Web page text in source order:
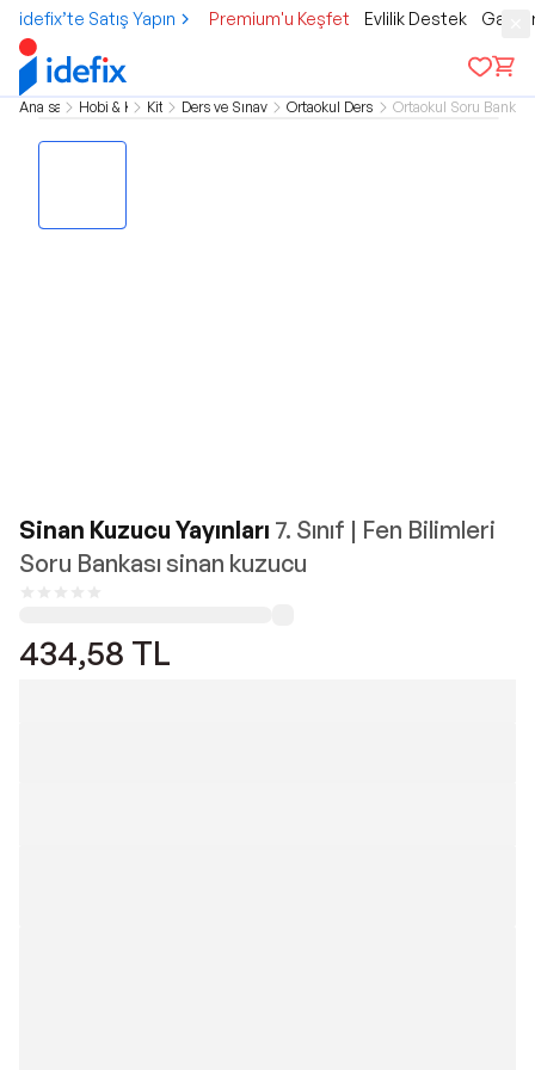
idefix’te Satış Yapın Premium'u Keşfet Evlilik Destek
Ana sayfaHobi & KültürKitap Ders ve Sınav KitaplarıOrtaokul Ders KitaplarıOrtaokul Soru
Sinan Kuzucu Yayınları 7. Sınıf | Fen Bilimleri
Soru Bankası sinan kuzucu
434,58 TL